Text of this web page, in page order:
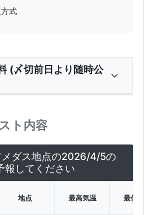
式
(〆切前日より随時公
ト内容
メダス地点の2026/4/5の
報してください
地点 最高気温 最低気温